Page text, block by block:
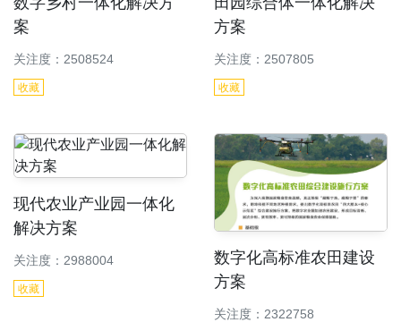
案
关注度：2508524
收藏
方案
关注度：2507805
收藏
现代农业产业园一体化
解决方案
关注度：2988004
收藏
数字化高标准农田建设
方案
关注度：2322758